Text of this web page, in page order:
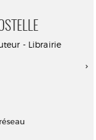
- Librairie